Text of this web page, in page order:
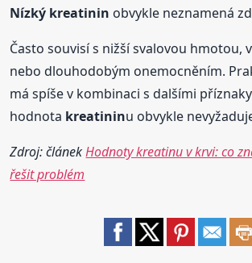
Nízký kreatinin obvykle neznamená
Často souvisí s nižší svalovou hmotou,
nebo dlouhodobým onemocněním.
má spíše v kombinaci s dalšími
hodnota kreatininu obvykle
Zdroj: článekHodnoty kreatinu v krvi: co
řešit problém